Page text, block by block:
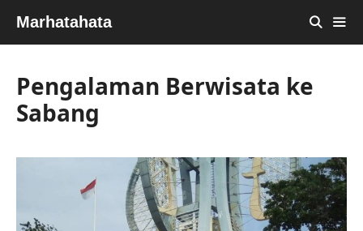
SkipMarhatahata
Pengalaman Berwisata ke
Sabang